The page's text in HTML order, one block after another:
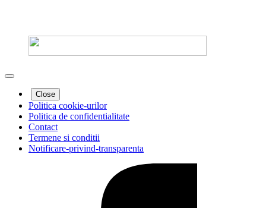
Close
Politica cookie-urilor
Politica de confidentialitate
Contact
Termene si conditii
Notificare-privind-transparenta